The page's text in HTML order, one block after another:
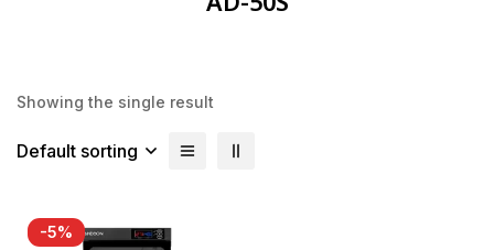
Showing the single result
Default sorting
-5%